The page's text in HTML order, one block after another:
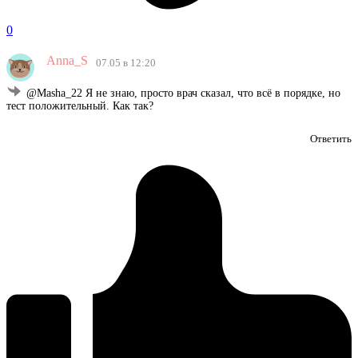
0
Anna_S 07.05 в 12:20
@Masha_22 Я не знаю, просто врач сказал, что всё в порядке, но
тест положительный. Как так?
Ответить